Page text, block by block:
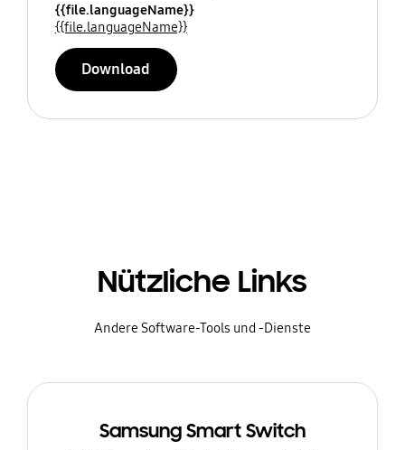
{{file.languageName}}
{{file.languageName}}
Download
Nützliche Links
Andere Software-Tools und -Dienste
Samsung Smart Switch